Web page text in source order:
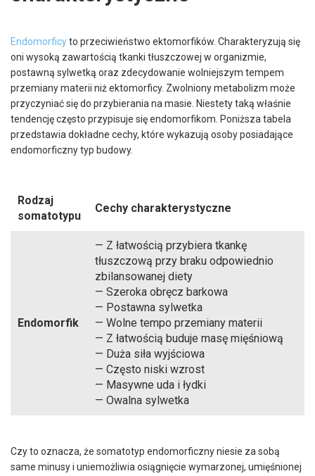
Endomorficyto przeciwieństwo ektomorfików. Charakteryzują się
oni wysoką zawartością tkanki tłuszczowej w organizmie,
postawną sylwetką oraz zdecydowanie wolniejszym tempem
przemiany materii niż ektomorficy. Zwolniony metabolizm może
przyczyniać się do przybierania na masie. Niestety taką właśnie
tendencję często przypisuje się endomorfikom. Poniższa tabela
przedstawia dokładne cechy, które wykazują osoby posiadające
endomorficzny typ budowy.
Rodzaj
somatotypu
Cechy charakterystyczne
Endomorfik
— Z łatwością przybiera tkankę
tłuszczową przy braku odpowiednio
zbilansowanej diety
— Szeroka obręcz barkowa
— Postawna sylwetka
— Wolne tempo przemiany materii
— Z łatwością buduje masę mięśniową
— Duża siła wyjściowa
— Często niski wzrost
— Masywne uda i łydki
— Owalna sylwetka
Czy to oznacza, że somatotyp endomorficzny niesie za sobą
same minusy i uniemożliwia osiągnięcie wymarzonej, umięśnionej